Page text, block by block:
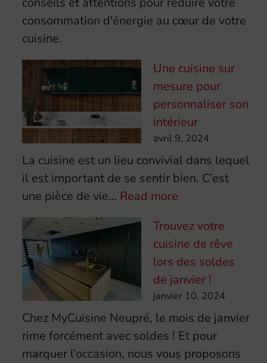
consommation d'énergie au cœur de votre
cuisine.
Une cuisine sur
mesure pour
personnaliser son
intérieur
avril 9, 2024
La cuisine est un lieu convivial dans lequel
il est important de se sentir bien. C’est
une pièce de vie… Read more
cuisine
sur
mesure
pour
personnaliser
son
intérieur
Trouvez votre
cuisine de rêve
lors des soldes
de janvier !
janvier 10, 2024
Chez MyCuisine Neupré, le mois de janvier
rime forcément avec soldes ! Et pour
marquer l’occasion, nous vous proposons